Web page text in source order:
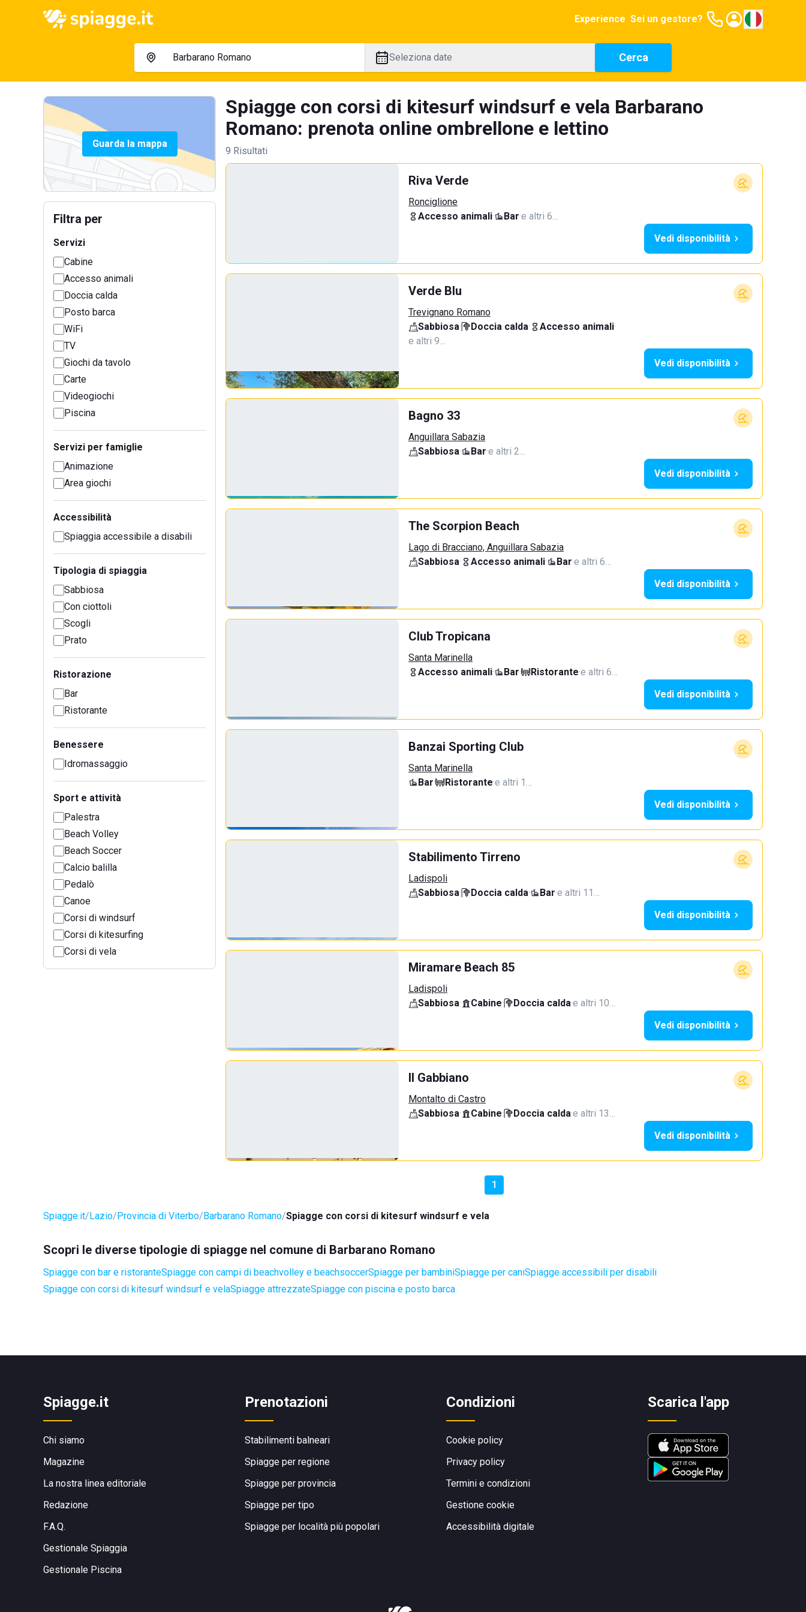
Experience Sei un gestore?
Seleziona date Cerca
Guarda la mappa
Filtra per
Servizi
Cabine
Accesso animali
Doccia calda
Posto barca
WiFi
TV
Giochi da tavolo
Carte
Videogiochi
Piscina
Servizi per famiglie
Animazione
Area giochi
Accessibilità
Spiaggia accessibile a disabili
Tipologia di spiaggia
Sabbiosa
Con ciottoli
Scogli
Prato
Ristorazione
Bar
Ristorante
Benessere
Idromassaggio
Sport e attività
Palestra
Beach Volley
Beach Soccer
Calcio balilla
Pedalò
Canoe
Corsi di windsurf
Corsi di kitesurfing
Corsi di vela
Spiagge con corsi di kitesurf windsurf e vela Barbarano
Romano: prenota online ombrellone e lettino
9 Risultati
Riva Verde
Ronciglione
Accesso animali· Bar·e altri 6…
Vedi disponibilità
Verde Blu
Trevignano Romano
Sabbiosa· Doccia calda· Accesso animali·
e altri 9…
Vedi disponibilità
Bagno 33
Anguillara Sabazia
Sabbiosa· Bar·e altri 2…
Vedi disponibilità
The Scorpion Beach
Lago di Bracciano, Anguillara Sabazia
Sabbiosa· Accesso animali· Bar·e altri 6…
Vedi disponibilità
Club Tropicana
Santa Marinella
Accesso animali· Bar· Ristorante·e altri 6…
Vedi disponibilità
Banzai Sporting Club
Santa Marinella
Bar· Ristorante·e altri 1…
Vedi disponibilità
Stabilimento Tirreno
Ladispoli
Sabbiosa· Doccia calda· Bar·e altri 11…
Vedi disponibilità
Miramare Beach 85
Ladispoli
Sabbiosa· Cabine· Doccia calda·e altri 10…
Vedi disponibilità
Il Gabbiano
Montalto di Castro
Sabbiosa· Cabine· Doccia calda·e altri 13…
Vedi disponibilità
1
Spiagge.it Lazio Provincia di Viterbo Barbarano Romano Spiagge con corsi di kitesurf windsurf e vela
Scopri le diverse tipologie di spiagge nel comune di Barbarano Romano
Spiagge con bar e ristoranteSpiagge con campi di beachvolley e beachsoccerSpiagge per bambiniSpiagge per caniSpiagge accessibili per disabili
Spiagge con corsi di kitesurf windsurf e velaSpiagge attrezzateSpiagge con piscina e posto barca
Spiagge.it
Chi siamo
Magazine
La nostra linea editoriale
Redazione
F.A.Q.
Gestionale Spiaggia
Gestionale Piscina
Prenotazioni
Stabilimenti balneari
Spiagge per regione
Spiagge per provincia
Spiagge per tipo
Spiagge per località più popolari
Condizioni
Cookie policy
Privacy policy
Termini e condizioni
Gestione cookie
Accessibilità digitale
Scarica l'app